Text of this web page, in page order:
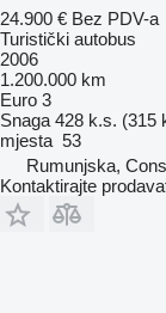
24.900 € Bez PDV-a
Turistički autobus
2006
1.200.000 km
Euro 3
Snaga 428 k.s. (315
mjesta 53
Rumunjska,
Kontaktirajte